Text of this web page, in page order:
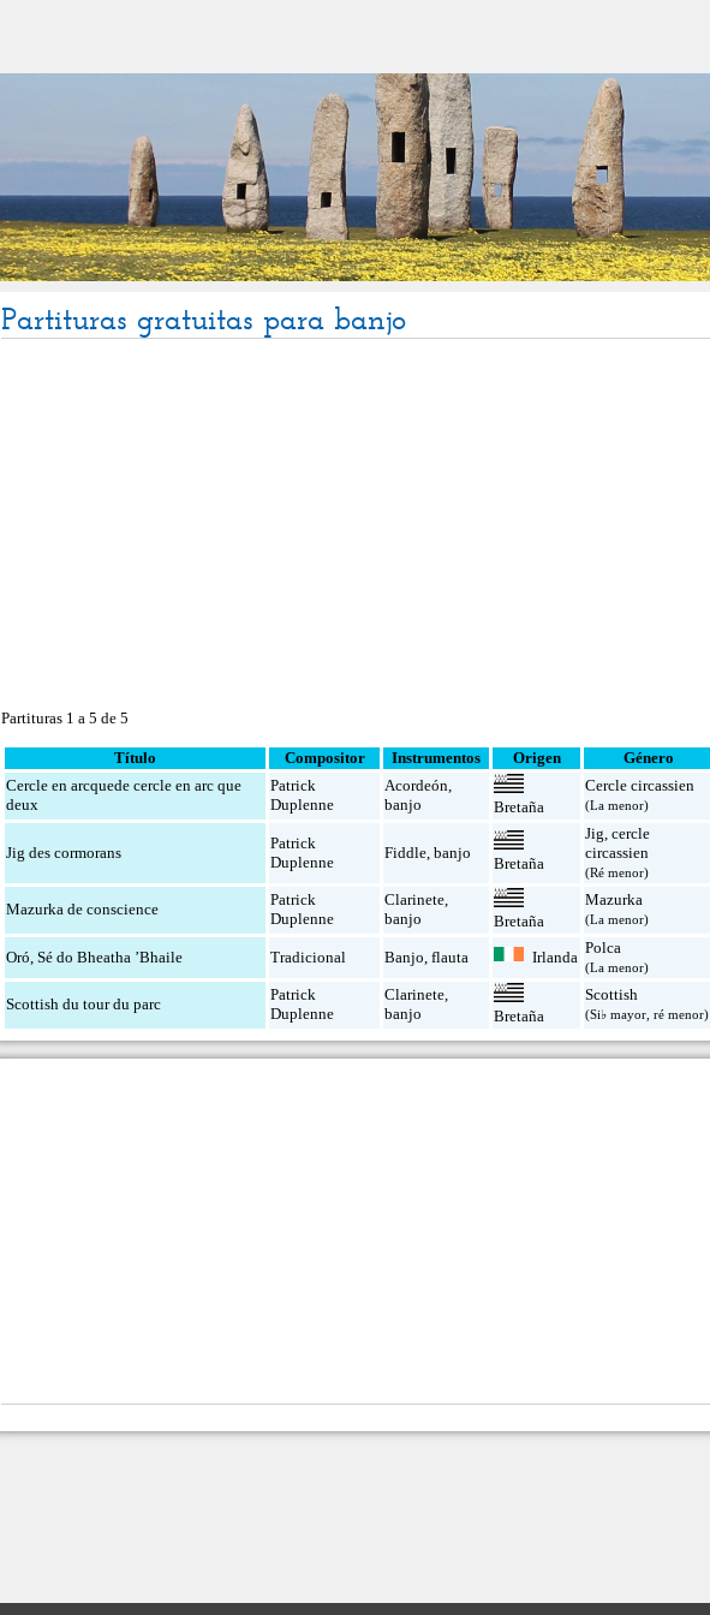
Partituras gratuitas para banjo
Partituras 1 a 5 de 5
Título Compositor Instrumentos Origen Género
Cercle en arcquede cercle en arc que
deux
Patrick
Duplenne
Acordeón
banjo
Bretaña
Cercle circassien
(La menor)
Jig des cormorans
Patrick
Duplenne
Fiddle ,banjo
Bretaña
Jig ,cercle
circassien
(Ré menor)
Mazurka de conscience
Patrick
Duplenne
Clarinete
banjo
Bretaña
Mazurka
(La menor)
Oró, Sé do Bheatha ’Bhaile Tradicional Banjo ,flauta Irlanda Polca
(La menor)
Scottish du tour du parc
Patrick
Duplenne
Clarinete
banjo
Bretaña
Scottish
(Si♭ mayor, ré menor)